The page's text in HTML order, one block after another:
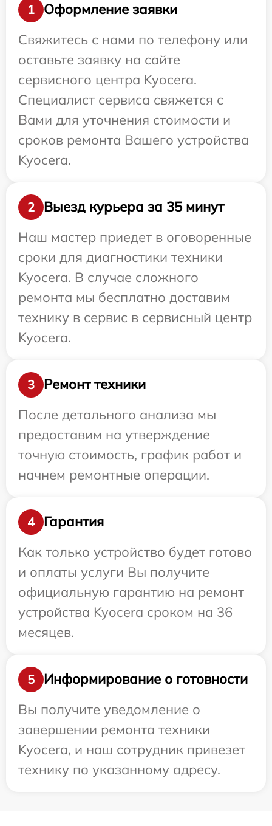
1
Оформление заявки
Свяжитесь с нами по телефону или
оставьте заявку на сайте
сервисного центра Kyocera.
Специалист сервиса свяжется с
Вами для уточнения стоимости и
сроков ремонта Вашего устройства
Kyocera.
2
Выезд курьера за 35 минут
Наш мастер приедет в оговоренные
сроки для диагностики техники
Kyocera. В случае сложного
ремонта мы бесплатно доставим
технику в сервис в сервисный центр
Kyocera.
3
Ремонт техники
После детального анализа мы
предоставим на утверждение
точную стоимость, график работ и
начнем ремонтные операции.
4
Гарантия
Как только устройство будет готово
и оплаты услуги Вы получите
официальную гарантию на ремонт
устройства Kyocera сроком на 36
месяцев.
5
Информирование о готовности
Вы получите уведомление о
завершении ремонта техники
Kyocera, и наш сотрудник привезет
технику по указанному адресу.